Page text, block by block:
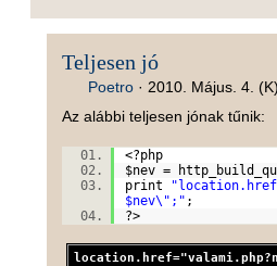
Teljesen jó
Poetro· 2010. Május. 4.
Az alábbi teljesen jónak tűnik:
<?php
$nev =
print
$nev\";" ;
?>